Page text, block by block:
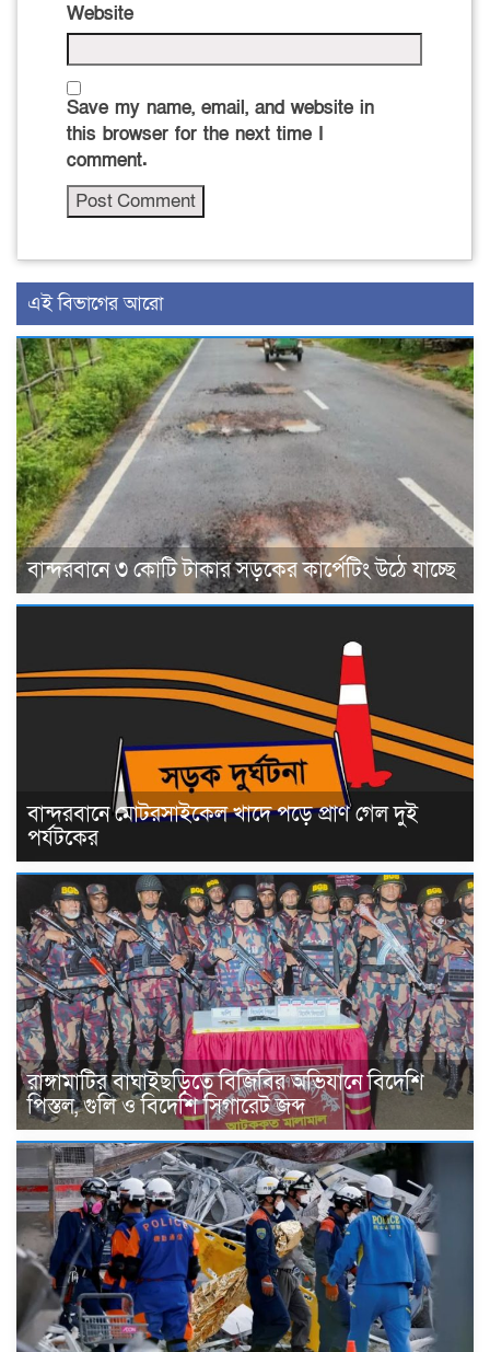
Website
Save my name, email, and website in
this browser for the next time I
comment.
এই বিভাগের আরো
বান্দরবানে ৩ কোটি টাকার সড়কের কার্পেটিং উঠে যাচ্ছে
বান্দরবানে মোটরসাইকেল খাদে পড়ে প্রাণ গেল দুই
পর্যটকের
রাঙ্গামাটির বাঘাইছড়িতে বিজিবির অভিযানে বিদেশি
পিস্তল, গুলি ও বিদেশি সিগারেট জব্দ